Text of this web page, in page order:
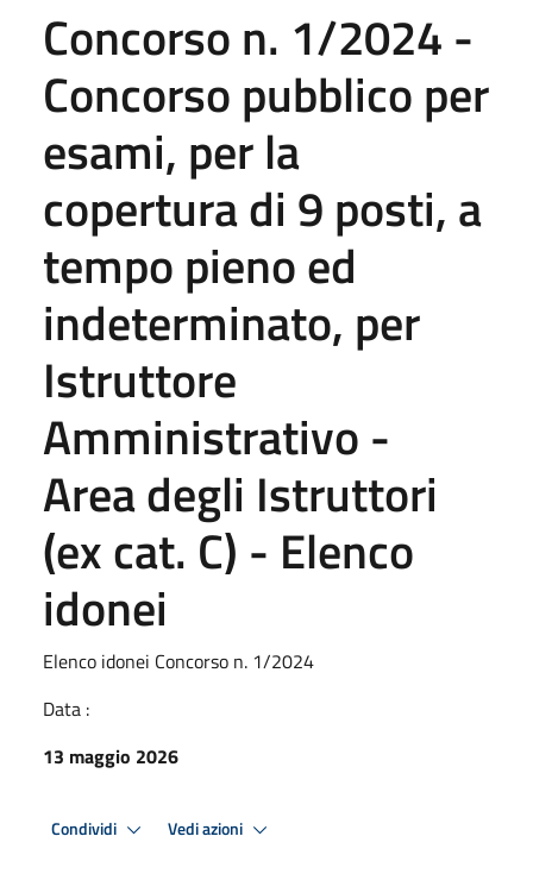
Concorso n. 1/2024 -
Concorso pubblico per
esami, per la
copertura di 9 posti, a
tempo pieno ed
indeterminato, per
Istruttore
Amministrativo -
Area degli Istruttori
(ex cat. C) - Elenco
idonei
Elenco idonei Concorso n. 1/2024
Data :
13 maggio 2026
Condividi Vedi azioni